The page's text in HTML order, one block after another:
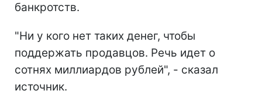
банкротств.
"Ни у кого нет таких денег, чтобы
поддержать продавцов. Речь идет о
сотнях миллиардов рублей", - сказал
источник.